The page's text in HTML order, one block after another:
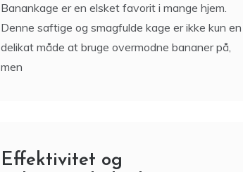
Banankage er en elsket favorit i mange hjem.
Denne saftige og smagfulde kage er ikke kun en
delikat måde at bruge overmodne bananer på,
men
Effektivitet og